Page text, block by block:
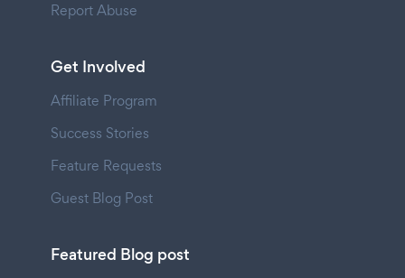
Report Abuse
Get Involved
Affiliate Program
Success Stories
Feature Requests
Guest Blog Post
Featured Blog post